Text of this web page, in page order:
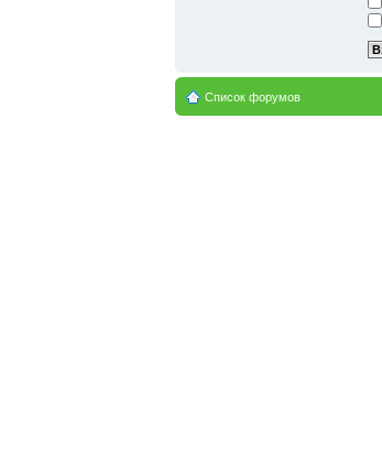
Список форумов